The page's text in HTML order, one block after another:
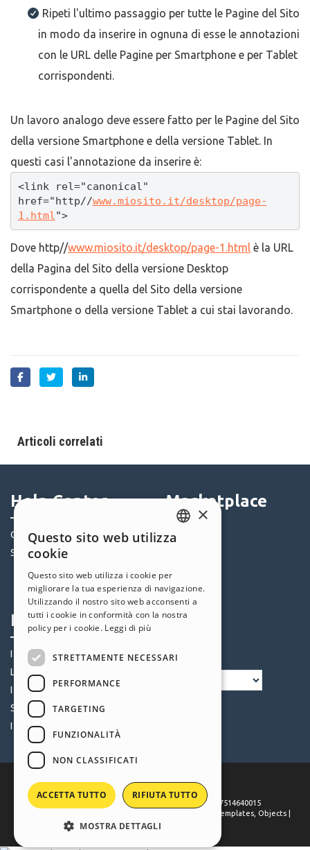
Ripeti l'ultimo passaggio per tutte le Pagine del Sito
in modo da inserire in ognuna di esse le annotazioni
con le URL delle Pagine per Smartphone e per Tablet
corrispondenti.
Un lavoro analogo deve essere fatto per le Pagine del Sito
della versione Smartphone e della versione Tablet. In
questi casi l'annotazione da inserire è:
<link rel="canonical"
href="http//www.miosito.it/desktop/page-
1.html ">
Dove http//www.miosito.it/desktop/page-1.html è la URL
della Pagina del Sito della versione Desktop
corrispondente a quella del Sito della versione
Smartphone o della versione Tablet a cui stai lavorando.
Articoli correlati
Help Center
Community
Siti Utenti
Marketplace
Templates
Offerte
Profilo
I miei post
Le mie Licenze
I miei Download
Spazio Web
I miei Crediti
Seguici
Incomedia. All rights reserved. P.IVA IT07514640015
Templates Objects
Privacy Policy
ENGLISH
GERMAN
SPANISH
POLISH
×
Questo sito web utilizza
cookie
Questo sito web utilizza i cookie per
migliorare la tua esperienza di navigazione.
Utilizzando il nostro sito web acconsenti a
tutti i cookie in conformità con la nostra
policy per i cookie. Leggi di più
STRETTAMENTE NECESSARI
PERFORMANCE
TARGETING
FUNZIONALITÀ
NON CLASSIFICATI
ACCETTA TUTTO RIFIUTA TUTTO
MOSTRA DETTAGLI